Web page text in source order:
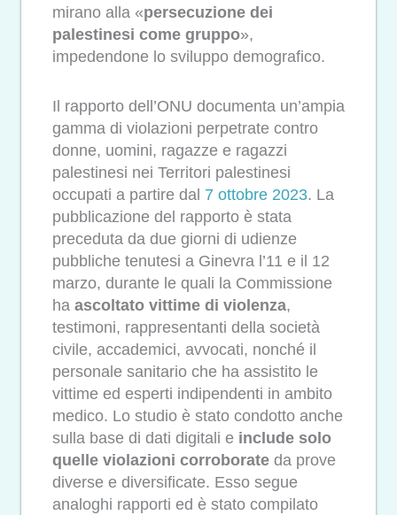
mirano alla «persecuzione dei
palestinesi come gruppo»,
impedendone lo sviluppo demografico.
Il rapporto dell’ONU documenta un’ampia
gamma di violazioni perpetrate contro
donne, uomini, ragazze e ragazzi
palestinesi nei Territori palestinesi
occupati a partire dal 7 ottobre 2023. La
pubblicazione del rapporto è stata
preceduta da due giorni di udienze
pubbliche tenutesi a Ginevra l’11 e il 12
marzo, durante le quali la Commissione
ha ascoltato vittime di violenza,
testimoni, rappresentanti della società
civile, accademici, avvocati, nonché il
personale sanitario che ha assistito le
vittime ed esperti indipendenti in ambito
medico. Lo studio è stato condotto anche
sulla base di dati digitali e include solo
quelle violazioni corroborate da prove
diverse e diversificate. Esso segue
analoghi rapporti ed è stato compilato